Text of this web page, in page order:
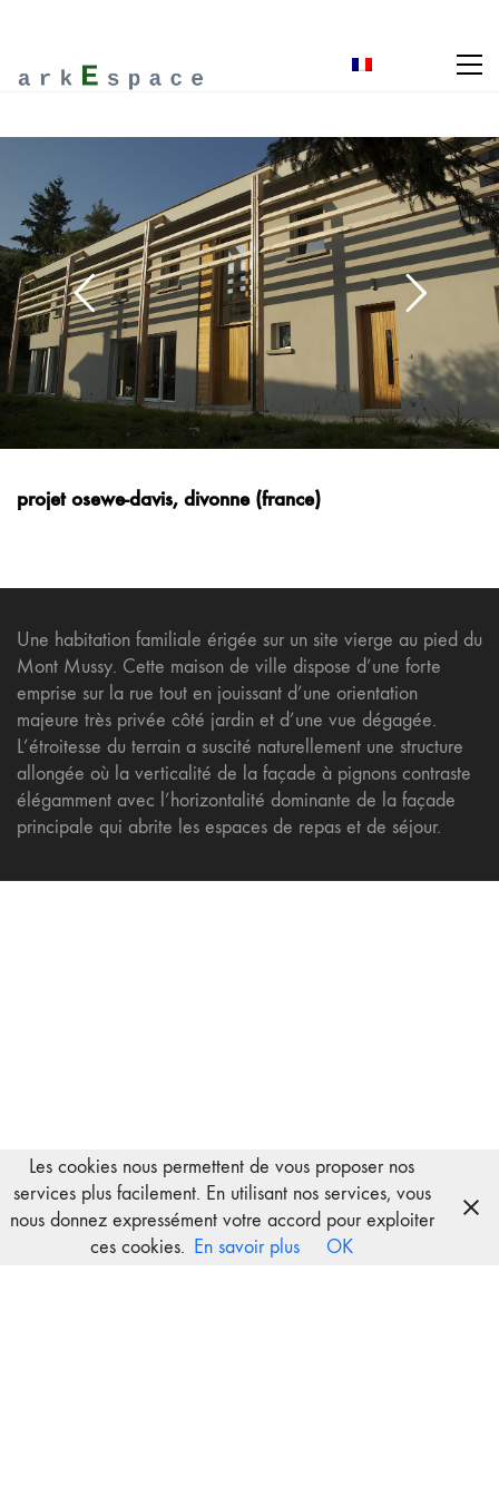
projet osewe-davis, divonne (france)
Une habitation familiale érigée sur un site vierge au pied du
Mont Mussy. Cette maison de ville dispose d’une forte
emprise sur la rue tout en jouissant d’une orientation
majeure très privée côté jardin et d’une vue dégagée.
L’étroitesse du terrain a suscité naturellement une structure
allongée où la verticalité de la façade à pignons contraste
élégamment avec l’horizontalité dominante de la façade
principale qui abrite les espaces de repas et de séjour.
Les cookies nous permettent de vous proposer nos
services plus facilement. En utilisant nos services, vous
nous donnez expressément votre accord pour exploiter
ces cookies. En savoir plus OK